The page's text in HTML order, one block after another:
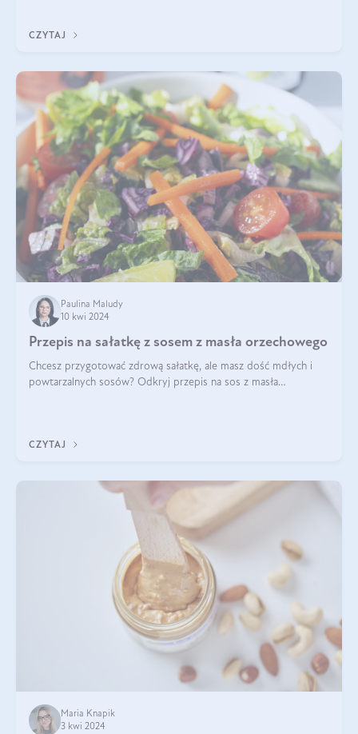
CZYTAJ
Paulina Maludy
10 kwi 2024
Przepis na sałatkę z sosem z masła orzechowego
Chcesz przygotować zdrową sałatkę, ale masz dość mdłych i
powtarzalnych sosów? Odkryj przepis na sos z masła
CZYTAJ
Maria Knapik
3 kwi 2024